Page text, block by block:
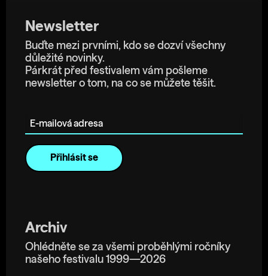
Newsletter
Buďte mezi prvními, kdo se dozví všechny
důležité novinky.
Párkrát před festivalem vám pošleme
newsletter o tom, na co se můžete těšit.
Archiv
Ohlédněte se za všemi proběhlými ročníky
našeho festivalu 1999—2026